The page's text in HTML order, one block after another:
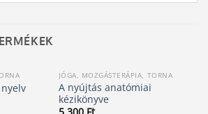
JÓGA, MOZGÁSTERÁPIA, TORNA
A nyújtás anatómiai
kézikönyve